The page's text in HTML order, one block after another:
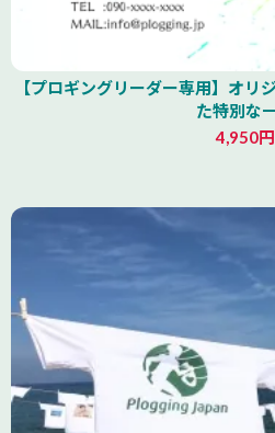
【プロギングリーダー専用】オ
た特別な
4,950円